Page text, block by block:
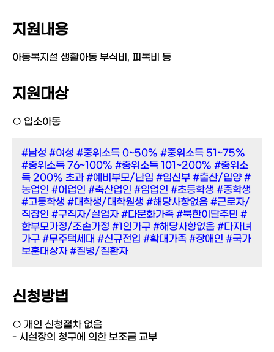
지원내용
아동복지설 생활아동 부식비, 피복비 등
지원대상
○ 입소아동
#남성 #여성 #중위소득 0~50% #중위소득 51~75%
#중위소득 76~100% #중위소득 101~200% #중위소
득 200% 초과 #예비부모/난임 #임신부 #출산/입양 #
농업인 #어업인 #축산업인 #임업인 #초등학생 #중학생
#고등학생 #대학생/대학원생 #해당사항없음 #근로자/
직장인 #구직자/실업자 #다문화가족 #북한이탈주민 #
한부모가정/조손가정 #1인가구 #해당사항없음 #다자녀
가구 #무주택세대 #신규전입 #확대가족 #장애인 #국가
보훈대상자 #질병/질환자
신청방법
○ 개인 신청절차 없음
- 시설장의 청구에 의한 보조금 교부